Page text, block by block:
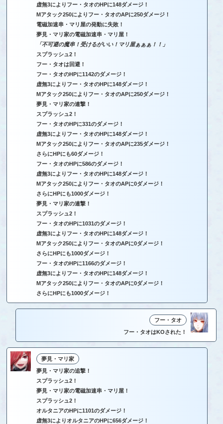
虚無3によりフー・タオのHPに148ダメージ！
Mアタック250によりフー・タオのAPに250ダメージ！
電磁加速串・マリ屋の発動に失敗！
夢見・マリ家の電磁加速串・マリ屋！
「不可避の魔串！受けるがいい！マリ屋ぁぁぁ！！」
スプラッシュ2！
フー・タオは回避！
フー・タオのHPに1142のダメージ！
虚無3によりフー・タオのHPに148ダメージ！
Mアタック250によりフー・タオのAPに250ダメージ！
夢見・マリ家の連撃！
スプラッシュ2！
フー・タオのHPに331のダメージ！
虚無3によりフー・タオのHPに148ダメージ！
Mアタック250によりフー・タオのAPに235ダメージ！
さらにHPにも60ダメージ！
フー・タオのHPに586のダメージ！
虚無3によりフー・タオのHPに148ダメージ！
Mアタック250によりフー・タオのAPに0ダメージ！
さらにHPにも1000ダメージ！
夢見・マリ家の連撃！
スプラッシュ2！
フー・タオのHPに1031のダメージ！
虚無3によりフー・タオのHPに148ダメージ！
Mアタック250によりフー・タオのAPに0ダメージ！
さらにHPにも1000ダメージ！
フー・タオのHPに1166のダメージ！
虚無3によりフー・タオのHPに148ダメージ！
Mアタック250によりフー・タオのAPに0ダメージ！
さらにHPにも1000ダメージ！
フー・タオ
フー・タオはKOされた！
夢見・マリ家
夢見・マリ家の追撃！
スプラッシュ2！
夢見・マリ家の電磁加速串・マリ屋！
スプラッシュ2！
オルタニアのHPに1101のダメージ！
虚無3によりオルタニアのHPに656ダメージ！